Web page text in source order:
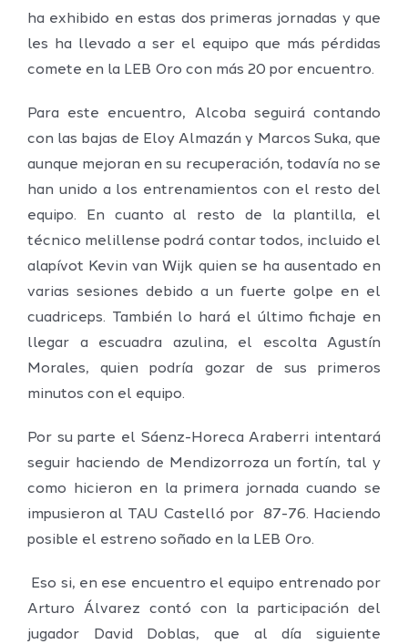
ha exhibido en estas dos primeras jornadas y que
les ha llevado a ser el equipo que más pérdidas
comete en la LEB Oro con más 20 por encuentro.
Para este encuentro, Alcoba seguirá contando
con las bajas de Eloy Almazán y Marcos Suka, que
aunque mejoran en su recuperación, todavía no se
han unido a los entrenamientos con el resto del
equipo. En cuanto al resto de la plantilla, el
técnico melillense podrá contar todos, incluido el
alapívot Kevin van Wijk quien se ha ausentado en
varias sesiones debido a un fuerte golpe en el
cuadriceps. También lo hará el último fichaje en
llegar a escuadra azulina, el escolta Agustín
Morales, quien podría gozar de sus primeros
minutos con el equipo.
Por su parte el Sáenz-Horeca Araberri intentará
seguir haciendo de Mendizorroza un fortín, tal y
como hicieron en la primera jornada cuando se
impusieron al TAU Castelló por 87-76. Haciendo
posible el estreno soñado en la LEB Oro.
Eso si, en ese encuentro el equipo entrenado por
Arturo Álvarez contó con la participación del
jugador David Doblas, que al día siguiente